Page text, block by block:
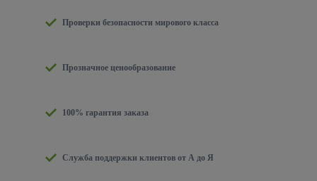
Проверки безопасности мирового класса
Прозначное ценообразование
100% гарантия заказа
Служба поддержки клиентов от А до Я